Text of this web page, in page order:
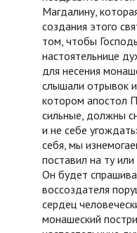
Магдалину,
создания этого
том, чтобы
настоятельнице
для несения
слышали отрывок
котором апостол
сильные, должны
и не себе
себя, мы
поставил на ту
Он будет
воссоздателя
сердец
монашеский